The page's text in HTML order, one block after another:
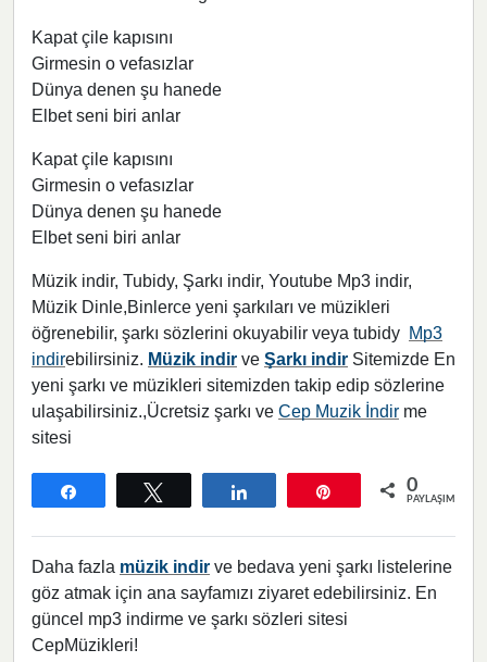
Kapat çile kapısını
Girmesin o vefasızlar
Dünya denen şu hanede
Elbet seni biri anlar
Kapat çile kapısını
Girmesin o vefasızlar
Dünya denen şu hanede
Elbet seni biri anlar
Müzik indir, Tubidy, Şarkı indir, Youtube Mp3 indir,
Müzik Dinle,Binlerce yeni şarkıları ve müzikleri
öğrenebilir, şarkı sözlerini okuyabilir veya tubidy Mp3
indirebilirsiniz. Müzik indir ve Şarkı indir Sitemizde En
yeni şarkı ve müzikleri sitemizden takip edip sözlerine
ulaşabilirsiniz.,Ücretsiz şarkı ve Cep Muzik İndir me
sitesi
0
PAYLAŞIMLAR
Daha fazla müzik indir ve bedava yeni şarkı listelerine
göz atmak için ana sayfamızı ziyaret edebilirsiniz. En
güncel mp3 indirme ve şarkı sözleri sitesi
CepMüzikleri!